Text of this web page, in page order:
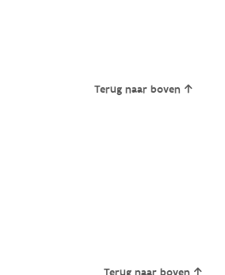
Terug naar boven